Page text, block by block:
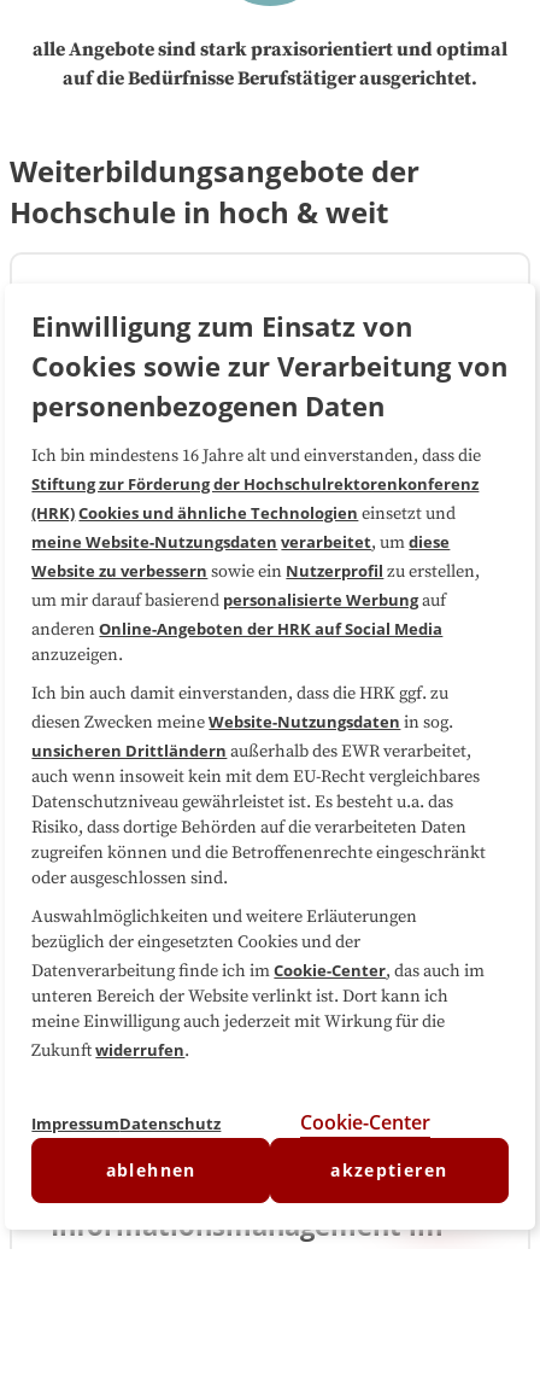
alle Angebote sind stark praxisorientiert und optimal
auf die Bedürfnisse Berufstätiger ausgerichtet.
Weiterbildungsangebote der
Hochschule in hoch & weit
Software Engineering
Zertifikat
MEHR DETAILS
Microcredentials
Konflikt-, Fehler- und
Qualitätsmanagement sowie
Patientensicherheit
Zertifikat
MEHR DETAILS
Microcredentials
Forschungsdatenmanagement
Zertifikat
Informationsmanagement im
Einwilligung zum Einsatz von
Cookies sowie zur Verarbeitung von
personenbezogenen Daten
Ich bin mindestens 16 Jahre alt und einverstanden, dass die
Stiftung zur Förderung der Hochschulrektorenkonferenz
(HRK)Cookies und ähnliche Technologien einsetzt und
meine Website-Nutzungsdaten verarbeitet, umdiese
Website zu verbessern sowie ein Nutzerprofil zu erstellen,
um mir darauf basierend personalisierte Werbungauf
anderenOnline-Angeboten der HRK auf Social Media
anzuzeigen.
Ich bin auch damit einverstanden, dass die HRK ggf. zu
diesen Zwecken meineWebsite-Nutzungsdaten in sog.
unsicheren Drittländern außerhalb des EWR verarbeitet,
auch wenn insoweit kein mit dem EU-Recht vergleichbares
Datenschutzniveau gewährleistet ist. Es besteht u.a. das
Risiko, dass dortige Behörden auf die verarbeiteten Daten
zugreifen können und die Betroffenenrechte eingeschränkt
oder ausgeschlossen sind.
Auswahlmöglichkeiten und weitere Erläuterungen
bezüglich der eingesetzten Cookies und der
Datenverarbeitung finde ich imCookie-Center, das auch im
unteren Bereich der Website verlinkt ist. Dort kann ich
meine Einwilligung auch jederzeit mit Wirkung für die
Zukunftwiderrufen.
ImpressumDatenschutz Cookie-Center
ablehnen akzeptieren